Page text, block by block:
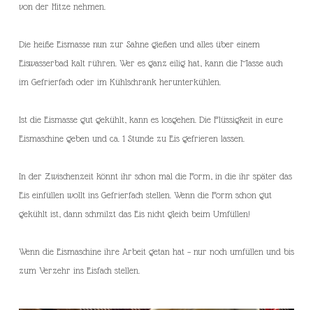
von der Hitze nehmen.
Die heiße Eismasse nun zur Sahne gießen und alles über einem
Eiswasserbad kalt rühren. Wer es ganz eilig hat, kann die Masse auch
im Gefrierfach oder im Kühlschrank herunterkühlen.
Ist die Eismasse gut gekühlt, kann es losgehen. Die Flüssigkeit in eure
Eismaschine geben und ca. 1 Stunde zu Eis gefrieren lassen.
In der Zwischenzeit könnt ihr schon mal die Form, in die ihr später das
Eis einfüllen wollt ins Gefrierfach stellen. Wenn die Form schon gut
gekühlt ist, dann schmilzt das Eis nicht gleich beim Umfüllen!
Wenn die Eismaschine ihre Arbeit getan hat – nur noch umfüllen und bis
zum Verzehr ins Eisfach stellen.